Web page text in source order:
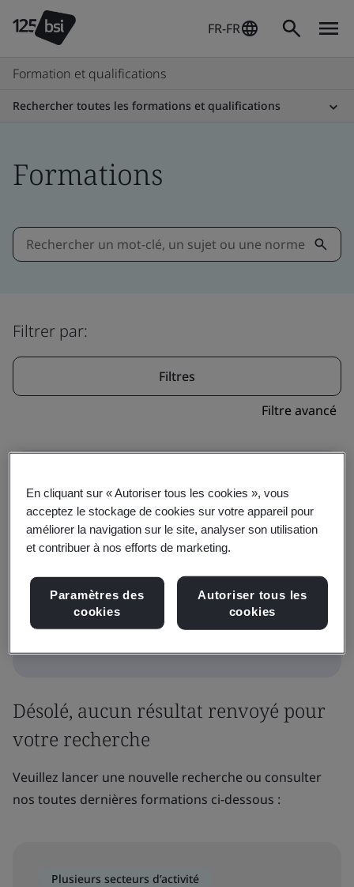
FR-FR
Formation et qualifications
Rechercher toutes les formations et qualifications
Formations
Filtrer par:
Filtres
Filtre avancé
Cette icône indique qu'une formation fait
à Qualifications pour afficher les choix de
qualifications.
Désolé, aucun résultat renvoyé pour
votre recherche
Veuillez lancer une nouvelle recherche ou consulter
nos toutes dernières formations ci-dessous :
Plusieurs secteurs d’activité
En cliquant sur « Autoriser tous les cookies », vous
acceptez le stockage de cookies sur votre appareil pour
améliorer la navigation sur le site, analyser son utilisation
et contribuer à nos efforts de marketing.
Paramètres des
cookies
Autoriser tous les
cookies